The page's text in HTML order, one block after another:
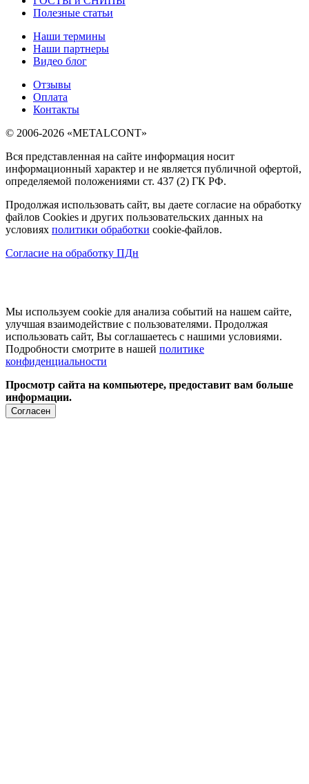
Полезные статьи
Наши термины
Наши партнеры
Видео блог
Отзывы
Оплата
Контакты
© 2006-2026 «METALCONT»
Вся представленная на сайте информация носит
информационный характер и не является публичной офертой,
определяемой положениями ст. 437 (2) ГК РФ.
Продолжая использовать сайт, вы даете согласие на обработку
файлов Cookies и других пользовательских данных на
условиях политики обработки cookie-файлов.
Согласие на обработку ПДн
Мы используем cookie для анализа событий на нашем сайте,
улучшая взаимодействие с пользователями. Продолжая
использовать сайт, Вы соглашаетесь с нашими условиями.
Подробности смотрите в нашей политике
конфиденциальности
Просмотр сайта на компьютере, предоставит вам больше
информации.
Согласен